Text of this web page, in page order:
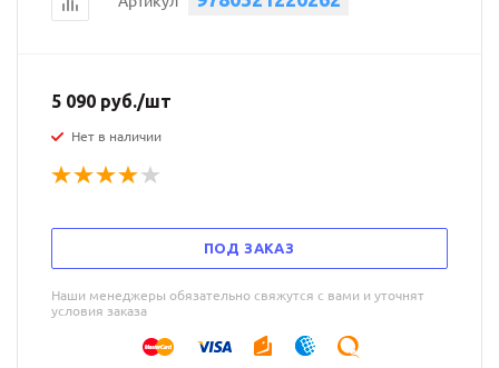
5 090 руб./шт
Нет в наличии
ПОД ЗАКАЗ
Наши менеджеры обязательно свяжутся с вами и уточнят
условия заказа